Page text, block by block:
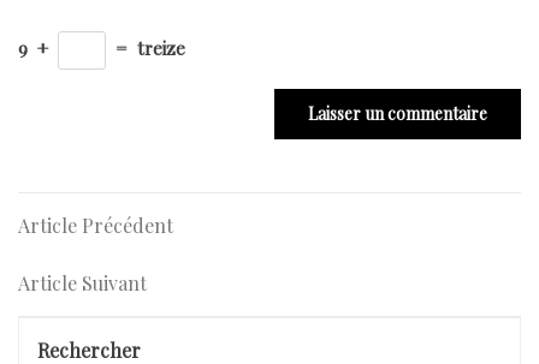
9 + = treize
Navigation
de
Article
Article Précédent
Article
Article Suivant
Rechercher